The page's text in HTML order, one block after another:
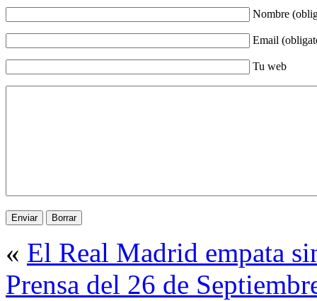
Nombre
Email
Tu web
« El Real Madrid empata
Prensa del 26 de